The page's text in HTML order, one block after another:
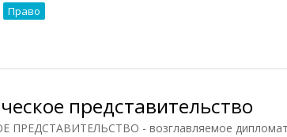
Право
представительство
- возглавляемое